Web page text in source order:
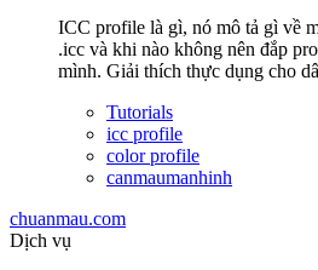
ICC profile là gì, nó mô tả gì về
.icc và khi nào không nên đắp
mình. Giải thích thực dụng cho
Tutorials
icc profile
color profile
canmaumanhinh
chuanmau.com
Dịch vụ